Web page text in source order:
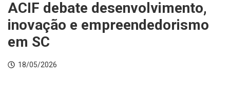
ACIF debate desenvolvimento,
inovação e empreendedorismo
em SC
18/05/2026